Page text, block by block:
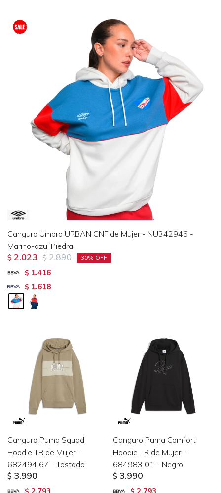
Canguro Umbro URBAN CNF de Mujer - NU342946 -
Marino-azul Piedra
$ 2.023 $ 2.890 30
$ 1.416
$ 1.618
Canguro Puma Squad
Hoodie TR de Mujer -
682494 67 - Tostado
$ 3.990
$ 2.793
Canguro Puma Comfort
Hoodie TR de Mujer -
684983 01 - Negro
$ 3.990
$ 2.793